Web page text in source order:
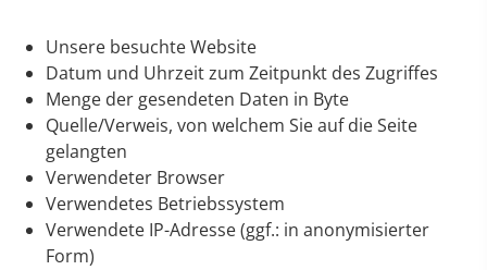
Unsere besuchte Website
Datum und Uhrzeit zum Zeitpunkt des Zugriffes
Menge der gesendeten Daten in Byte
Quelle/Verweis, von welchem Sie auf die Seite
gelangten
Verwendeter Browser
Verwendetes Betriebssystem
Verwendete IP-Adresse (ggf.: in anonymisierter
Form)